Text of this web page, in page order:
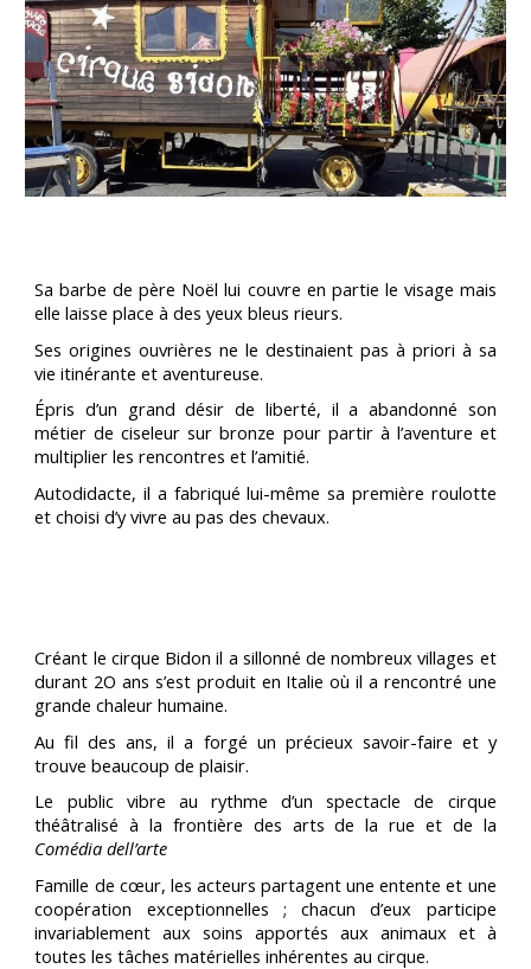
Sa barbe de père Noël lui couvre en partie le visage mais
elle laisse place à des yeux bleus rieurs.
Ses origines ouvrières ne le destinaient pas à priori à sa
vie itinérante et aventureuse.
Épris d’un grand désir de liberté, il a abandonné son
métier de ciseleur sur bronze pour partir à l’aventure et
multiplier les rencontres et l’amitié.
Autodidacte, il a fabriqué lui-même sa première roulotte
et choisi d’y vivre au pas des chevaux.
Créant le cirque Bidon il a sillonné de nombreux villages et
durant 2O ans s’est produit en Italie où il a rencontré une
grande chaleur humaine.
Au fil des ans, il a forgé un précieux savoir-faire et y
trouve beaucoup de plaisir.
Le public vibre au rythme d’un spectacle de cirque
théâtralisé à la frontière des arts de la rue et de la
Comédia dell’arte
Famille de cœur, les acteurs partagent une entente et une
coopération exceptionnelles ; chacun d’eux participe
invariablement aux soins apportés aux animaux et à
toutes les tâches matérielles inhérentes au cirque.